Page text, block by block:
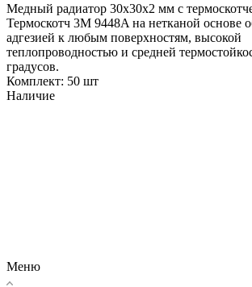
Медный радиатор 30х30х2 мм с
Термоскотч 3M 9448A на нетканой основе
адгезией к любым поверхностям, высокой
теплопроводностью и средней
градусов.
Комплект: 50 шт
Наличие
Меню